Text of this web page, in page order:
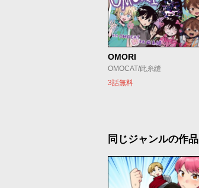
OMORI
OMOCAT/此糸縫
3話無料
同じジャンルの作品